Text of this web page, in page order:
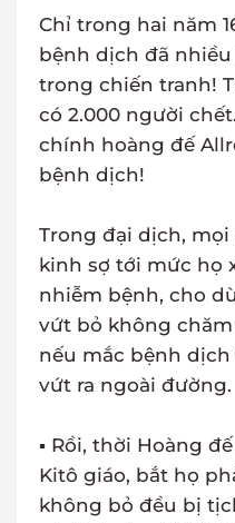
Chỉ trong hai năm
bệnh dịch đã
trong chiến tranh!
có 2.000 người
chính hoàng đế
bệnh dịch!
Trong đại dịch,
kinh sợ tới mức họ
nhiễm bệnh, cho
vứt bỏ không chăm
nếu mắc bệnh
vứt ra ngoài đường.
▪ Rồi, thời Hoàng
Kitô giáo, bắt họ
không bỏ đều bị